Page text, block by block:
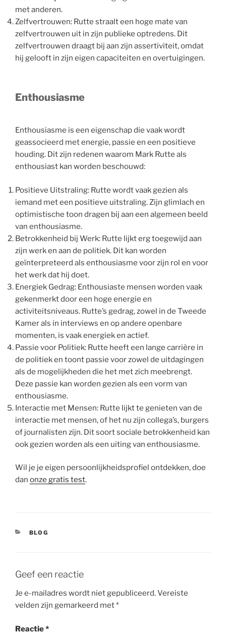
met anderen.
Zelfvertrouwen: Rutte straalt een hoge mate van
zelfvertrouwen uit in zijn publieke optredens. Dit
zelfvertrouwen draagt bij aan zijn assertiviteit, omdat
hij gelooft in zijn eigen capaciteiten en overtuigingen.
Enthousiasme
Enthousiasme is een eigenschap die vaak wordt
geassocieerd met energie, passie en een positieve
houding. Dit zijn redenen waarom Mark Rutte als
enthousiast kan worden beschouwd:
Positieve Uitstraling: Rutte wordt vaak gezien als
iemand met een positieve uitstraling. Zijn glimlach en
optimistische toon dragen bij aan een algemeen beeld
van enthousiasme.
Betrokkenheid bij Werk: Rutte lijkt erg toegewijd aan
zijn werk en aan de politiek. Dit kan worden
geïnterpreteerd als enthousiasme voor zijn rol en voor
het werk dat hij doet.
Energiek Gedrag: Enthousiaste mensen worden vaak
gekenmerkt door een hoge energie en
activiteitsniveaus. Rutte’s gedrag, zowel in de Tweede
Kamer als in interviews en op andere openbare
momenten, is vaak energiek en actief.
Passie voor Politiek: Rutte heeft een lange carrière in
de politiek en toont passie voor zowel de uitdagingen
als de mogelijkheden die het met zich meebrengt.
Deze passie kan worden gezien als een vorm van
enthousiasme.
Interactie met Mensen: Rutte lijkt te genieten van de
interactie met mensen, of het nu zijn collega’s, burgers
of journalisten zijn. Dit soort sociale betrokkenheid kan
ook gezien worden als een uiting van enthousiasme.
Wil je je eigen persoonlijkheidsprofiel ontdekken, doe
dan onze gratis test.
CATEGORIEËN
BLOG
Geef een reactie
Je e-mailadres wordt niet gepubliceerd.Vereiste
velden zijn gemarkeerd met*
Reactie*